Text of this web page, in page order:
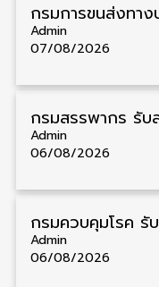
Admin
07/08/2026
Admin
06/08/2026
Admin
06/08/2026